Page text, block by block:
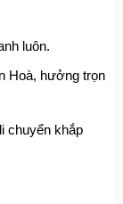
luôn.
Hoà, hưởng trọn
chuyển khắp